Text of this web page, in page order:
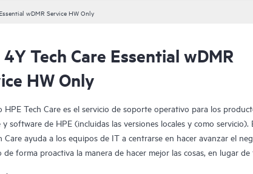
wDMR Service HW Only
4Y Tech Care Essential wDMR
HW Only
HPE Tech Care es el servicio de soporte operativo para los
y software de HPE (incluidas las versiones locales y como servicio).
Care ayuda a los equipos de IT a centrarse en hacer avanzar el
de forma proactiva la manera de hacer mejor las cosas, en lugar